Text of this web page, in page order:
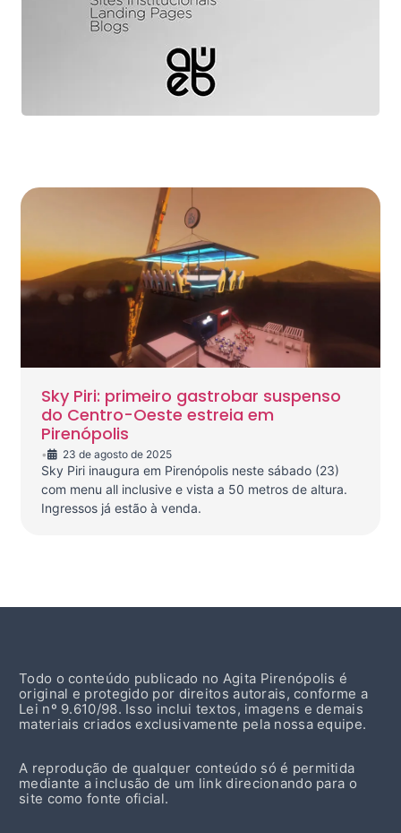
Sky Piri: primeiro gastrobar suspenso
do Centro-Oeste estreia em
Pirenópolis
• 23 de agosto de 2025
Sky Piri inaugura em Pirenópolis neste sábado (23)
com menu all inclusive e vista a 50 metros de altura.
Ingressos já estão à venda.
Todo o conteúdo publicado no Agita Pirenópolis é
original e protegido por direitos autorais, conforme a
Lei nº 9.610/98. Isso inclui textos, imagens e demais
materiais criados exclusivamente pela nossa equipe.
A reprodução de qualquer conteúdo só é permitida
mediante a inclusão de um link direcionando para o
site como fonte oficial.